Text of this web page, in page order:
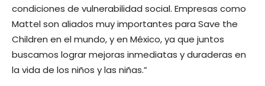
condiciones de vulnerabilidad social. Empresas como
Mattel son aliados muy importantes para Save the
Children en el mundo, y en México, ya que juntos
buscamos lograr mejoras inmediatas y duraderas en
la vida de los niños y las niñas.”